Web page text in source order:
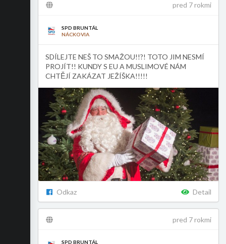
pred 7 rokmi
SPD BRUNTÁL
NÁCKOVIA
SDÍLEJTE NEŠ TO SMAŽOU!!?! TOTO JIM NESMÍ
PROJÍT!! KUNDY S EU A MUSLIMOVÉ NÁM
CHTĚJÍ ZAKÁZAT JEŽÍŠKA!!!!!
Odkaz Detail
pred 7 rokmi
SPD BRUNTÁL